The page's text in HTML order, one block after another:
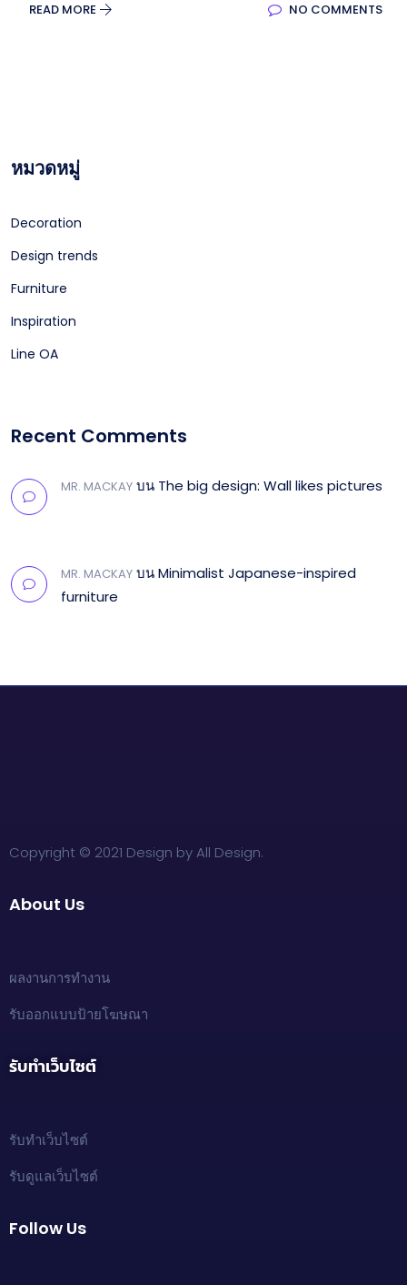
READ MORE NO COMMENTS
หมวดหมู่
Decoration
Design trends
Furniture
Inspiration
Line OA
Recent Comments
MR. MACKAY บน The big design: Wall likes pictures
MR. MACKAY บนMinimalist Japanese-inspired
furniture
Copyright © 2021 Design by All Design.
About Us
ผลงานการทำงาน
รับออกแบบป้ายโฆษณา
รับทำเว็บไซต์
รับทำเว็บไซต์
รับดูแลเว็บไซต์
Follow Us